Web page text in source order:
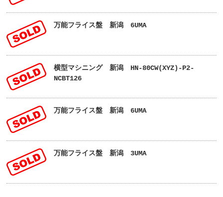
万能フライス盤 新潟 6UMA
横型マシニング 新潟 HN-80CW(XYZ)-P2-
NCBT126
万能フライス盤 新潟 6UMA
万能フライス盤 新潟 3UMA